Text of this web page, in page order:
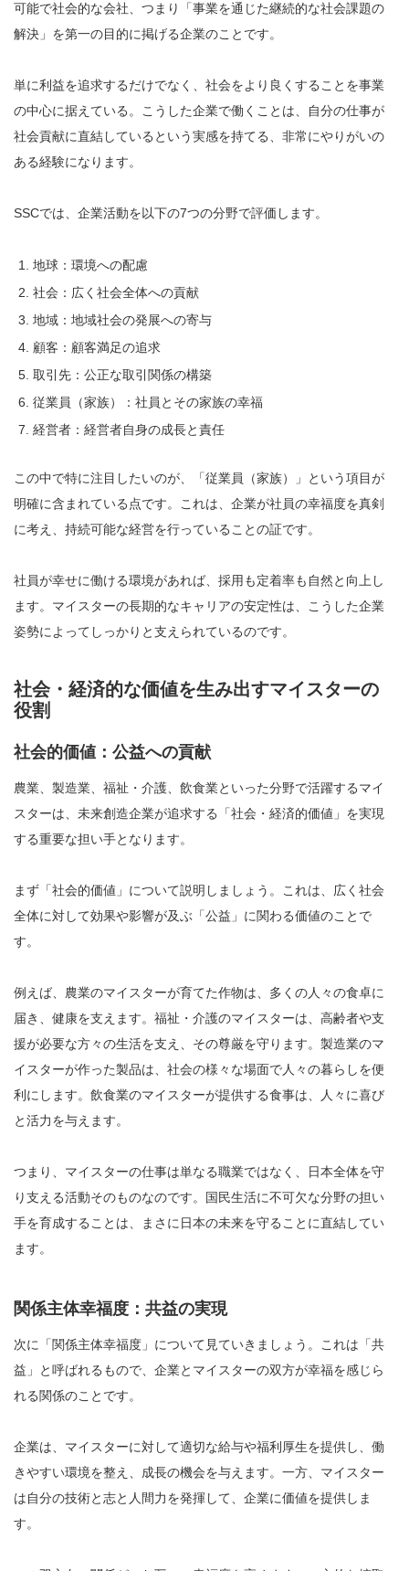
可能で社会的な会社、つまり「事業を通じた継続的な社会課題の
解決」を第一の目的に掲げる企業のことです。
単に利益を追求するだけでなく、社会をより良くすることを事業
の中心に据えている。こうした企業で働くことは、自分の仕事が
社会貢献に直結しているという実感を持てる、非常にやりがいの
ある経験になります。
SSCでは、企業活動を以下の7つの分野で評価します。
地球：環境への配慮
社会：広く社会全体への貢献
地域：地域社会の発展への寄与
顧客：顧客満足の追求
取引先：公正な取引関係の構築
従業員（家族）：社員とその家族の幸福
経営者：経営者自身の成長と責任
この中で特に注目したいのが、「従業員（家族）」という項目が
明確に含まれている点です。これは、企業が社員の幸福度を真剣
に考え、持続可能な経営を行っていることの証です。
社員が幸せに働ける環境があれば、採用も定着率も自然と向上し
ます。マイスターの長期的なキャリアの安定性は、こうした企業
姿勢によってしっかりと支えられているのです。
社会・経済的な価値を生み出すマイスターの
役割
社会的価値：公益への貢献
農業、製造業、福祉・介護、飲食業といった分野で活躍するマイ
スターは、未来創造企業が追求する「社会・経済的価値」を実現
する重要な担い手となります。
まず「社会的価値」について説明しましょう。これは、広く社会
全体に対して効果や影響が及ぶ「公益」に関わる価値のことで
す。
例えば、農業のマイスターが育てた作物は、多くの人々の食卓に
届き、健康を支えます。福祉・介護のマイスターは、高齢者や支
援が必要な方々の生活を支え、その尊厳を守ります。製造業のマ
イスターが作った製品は、社会の様々な場面で人々の暮らしを便
利にします。飲食業のマイスターが提供する食事は、人々に喜び
と活力を与えます。
つまり、マイスターの仕事は単なる職業ではなく、日本全体を守
り支える活動そのものなのです。国民生活に不可欠な分野の担い
手を育成することは、まさに日本の未来を守ることに直結してい
ます。
関係主体幸福度：共益の実現
次に「関係主体幸福度」について見ていきましょう。これは「共
益」と呼ばれるもので、企業とマイスターの双方が幸福を感じら
れる関係のことです。
企業は、マイスターに対して適切な給与や福利厚生を提供し、働
きやすい環境を整え、成長の機会を与えます。一方、マイスター
は自分の技術と志と人間力を発揮して、企業に価値を提供しま
す。